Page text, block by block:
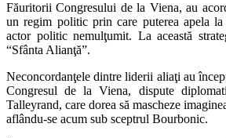
Făuritorii Congresului de la Viena, au
un regim politic prin care puterea apela
actor politic nemulţumit. La această
“Sfânta Alianţă”.
Neconcordanţele dintre liderii aliaţi au
Congresul de la Viena, dispute
Talleyrand, care dorea să mascheze
aflându-se acum sub sceptrul Bourbonic.